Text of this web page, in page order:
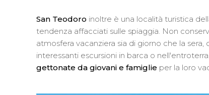
San Teodoro inoltre è una località turistica
tendenza affacciati sulle spiaggia. Non
atmosfera vacanziera sia di giorno che la
interessanti escursioni in barca o
gettonate da giovani e famiglie per la loro